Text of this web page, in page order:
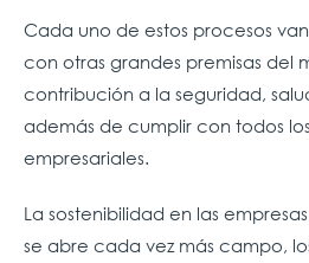
Cada uno de estos procesos
con otras grandes premisas del
contribución a la seguridad,
además de cumplir con todos
empresariales.
La sostenibilidad en las
se abre cada vez más campo,